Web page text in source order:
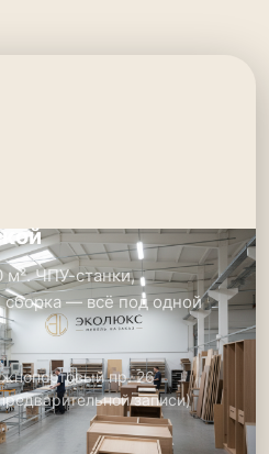
м². ЧПУ-станки,
сборка — всё под одной
пр. 26
записи)